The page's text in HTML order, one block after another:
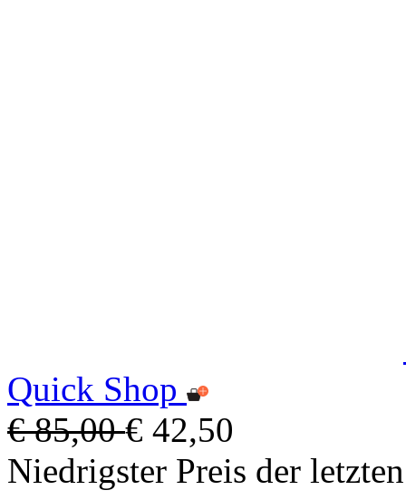
Quick Shop
€ 85,00€ 42,50
Niedrigster Preis der